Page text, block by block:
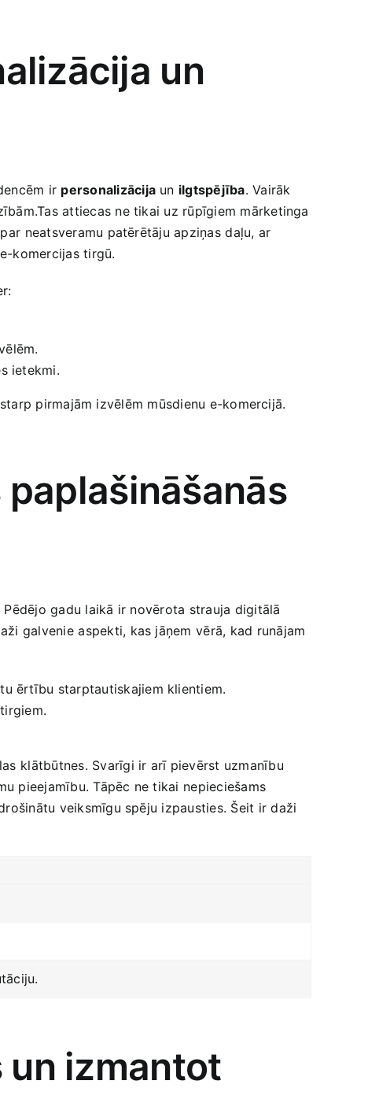
un
ir personalizācija un ilgtspējība. Vairāk
‍attiecas ne ‌tikai uz rūpīgiem mārketinga
neatsveramu‌ patērētāju apziņas ⁤daļu, ar
komercijas tirgū.
ietekmi.
pirmajām izvēlēm mūsdienu e-komercijā.
gadu laikā ​ir novērota ​strauja digitālā
galvenie⁣ aspekti, kas‌ jāņem ⁢vērā,‌ kad runājam
ērtību starptautiskajiem klientiem.
⁤klātbūtnes. Svarīgi ‍ir‍ arī pievērst uzmanību
pieejamību. Tāpēc ne tikai ⁣nepieciešams
veiksmīgu spēju izpausties. Šeit ⁤ir daži
un ‌izmantot